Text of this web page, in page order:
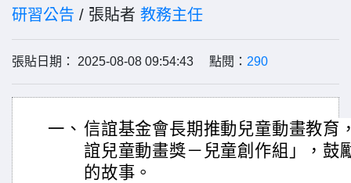
研習公告 / 張貼者 教務主任
張貼日期： 2025-08-08 09:54:43 點閱： 290
一、 信誼基金會長期推動兒童動畫教育
誼兒童動畫獎－兒童創作組」，鼓
的故事。